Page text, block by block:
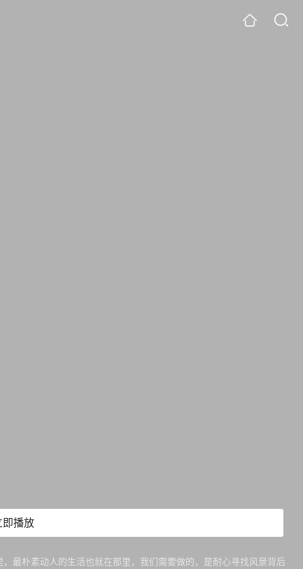
即播放
最朴素动人的生活也就在那里，我们需要做的，是耐心寻找风景背后